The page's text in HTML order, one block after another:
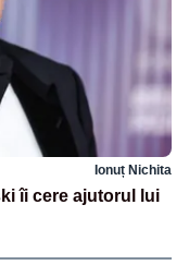
Ionuț Nichita
îi cere ajutorul lui